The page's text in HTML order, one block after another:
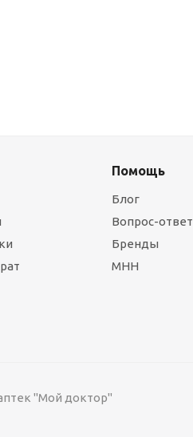
Помощь
Блог
Вопрос-ответ
Бренды
МНН
"Мой доктор"